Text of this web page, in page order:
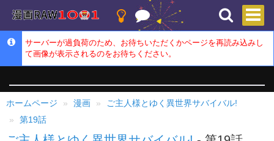
サーバーが過負荷のため、お待ちいただくかページを再読み込みし
て画像が表示されるのをお待ちください。
ホームページ 漫画
ご主人様とゆく異世界サバイバル!
第19話